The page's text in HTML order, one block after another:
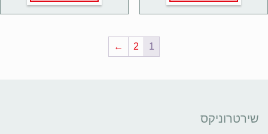
1
2
←
שירטרוניקס